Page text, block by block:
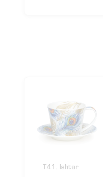
T41. Ishtar